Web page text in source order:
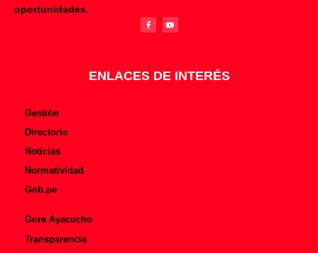
oportunidades.
c
e
b
u
t
u
ENLACES DE INTERÉS
Gestión
Directorio
Noticias
Normatividad
Gob.pe
Gore Ayacucho
Transparencia